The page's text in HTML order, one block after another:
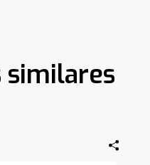
similares